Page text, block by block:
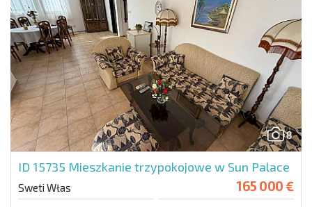
8
ID 15735 Mieszkanie trzypokojowe w Sun Palace
Sweti Włas 165 000 €